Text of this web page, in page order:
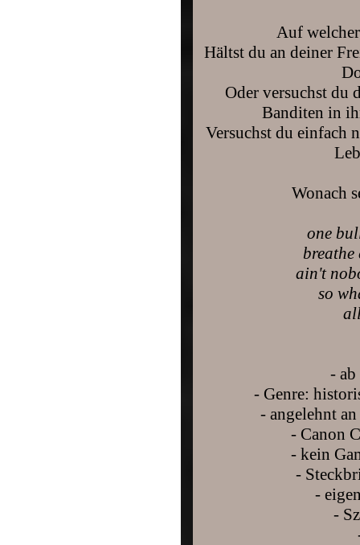
Auf
Hältst du an deiner
Oder versuchst du
Banditen in
Versuchst du einfach
Wonach
one
breathe
ain't
so
-
- Genre:
- angelehnt
- Canon
- kein
-
-
-